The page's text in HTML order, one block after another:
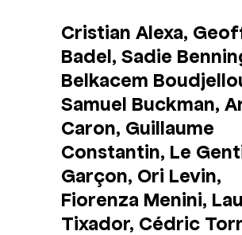
Cristian Alexa,
Badel, Sadie
Belkacem
Samuel Buckman,
Caron, Guillaume
Constantin, Le
Garçon, Ori Levin,
Fiorenza Menini,
Tixador, Cédric